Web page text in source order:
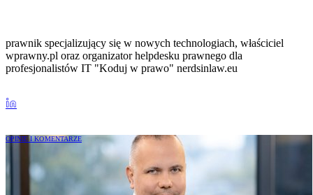
prawnik specjalizujący się w nowych technologiach, właściciel
wprawny.pl oraz organizator helpdesku prawnego dla
profesjonalistów IT "Koduj w prawo" nerdsinlaw.eu
OPINIE I KOMENTARZE
Dostawcy wysokiego ryzyka: przejrzyste
procedury czy tajna dowolność?